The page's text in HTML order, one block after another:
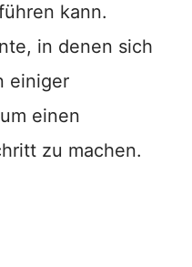
kann.
in denen sich
einiger
einen
zu machen.